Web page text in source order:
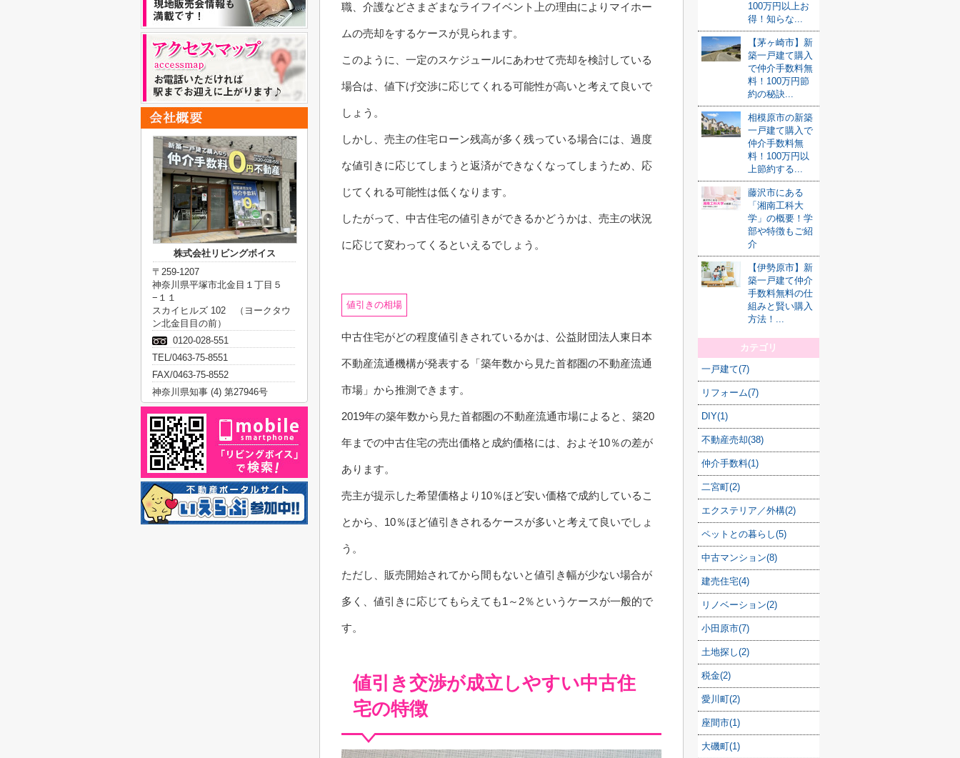
職、介護などさまざまなライフイベント上の理由によりマイホー
ムの売却をするケースが見られます。
このように、一定のスケジュールにあわせて売却を検討している
場合は、値下げ交渉に応じてくれる可能性が高いと考えて良いで
しょう。
しかし、売主の住宅ローン残高が多く残っている場合には、過度
な値引きに応じてしまうと返済ができなくなってしまうため、応
じてくれる可能性は低くなります。
したがって、中古住宅の値引きができるかどうかは、売主の状況
に応じて変わってくるといえるでしょう。
値引きの相場
中古住宅がどの程度値引きされているかは、公益財団法人東日本
不動産流通機構が発表する「築年数から見た首都圏の不動産流通
市場」から推測できます。
2019年の築年数から見た首都圏の不動産流通市場によると、築20
年までの中古住宅の売出価格と成約価格には、およそ10％の差が
あります。
売主が提示した希望価格より10％ほど安い価格で成約しているこ
とから、10％ほど値引きされるケースが多いと考えて良いでしょ
う。
ただし、販売開始されてから間もないと値引き幅が少ない場合が
多く、値引きに応じてもらえても1～2％というケースが一般的で
す。
値引き交渉が成立しやすい中古住
宅の特徴
100万円以上お
得！知らな...
【茅ヶ崎市】新
築一戸建て購入
で仲介手数料無
料！100万円節
約の秘訣...
相模原市の新築
一戸建て購入で
仲介手数料無
料！100万円以
上節約する...
藤沢市にある
「湘南工科大
学」の概要！学
部や特徴もご紹
介
【伊勢原市】新
築一戸建て仲介
手数料無料の仕
組みと賢い購入
方法！...
カテゴリ
一戸建て(7)
リフォーム(7)
DIY(1)
不動産売却(38)
仲介手数料(1)
二宮町(2)
エクステリア／外構(2)
ペットとの暮らし(5)
中古マンション(8)
建売住宅(4)
リノベーション(2)
小田原市(7)
土地探し(2)
税金(2)
愛川町(2)
座間市(1)
大磯町(1)
株式会社リビングボイス
〒259-1207
神奈川県平塚市北金目１丁目５
−１１
スカイヒルズ 102 （ヨークタウ
ン北金目目の前）
0120-028-551
TEL/0463-75-8551
FAX/0463-75-8552
神奈川県知事 (4) 第27946号